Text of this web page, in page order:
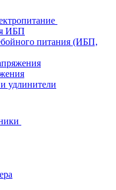
ИБП
питания (ИБП,
удлинители